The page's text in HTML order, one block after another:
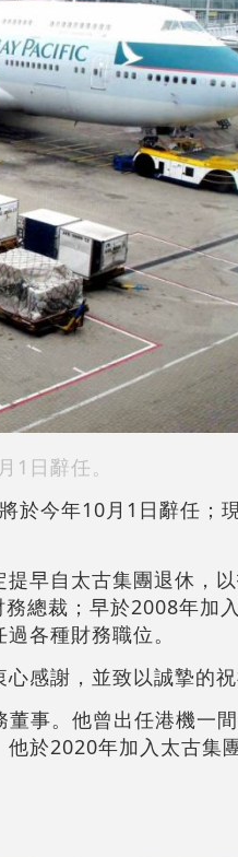
1日辭任。
於今年10月1日辭任；
早自太古集團退休，
總裁；早於2008年加
各種財務職位。
感謝，並致以誠摯的祝
事。他曾出任港機一
於2020年加入太古集